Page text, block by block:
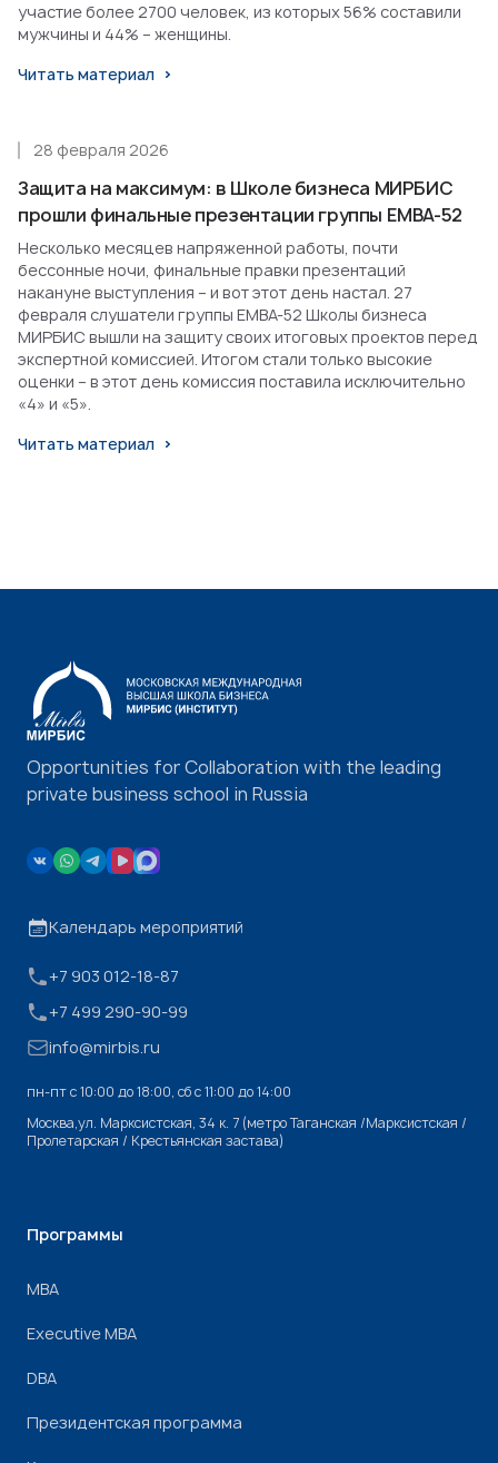
участие более 2700 человек, из которых 56% составили
мужчины и 44% – женщины.
Читать материал
Защита на максимум: в Школе бизнеса МИРБИС
прошли финальные презентации группы EMBA-52
28 февраля 2026
Несколько месяцев напряженной работы, почти
бессонные ночи, финальные правки презентаций
накануне выступления – и вот этот день настал. 27
февраля слушатели группы EMBA-52 Школы бизнеса
МИРБИС вышли на защиту своих итоговых проектов перед
экспертной комиссией. Итогом стали только высокие
оценки – в этот день комиссия поставила исключительно
«4» и «5».
Читать материал
Opportunities for Collaboration with the leading
private business school in Russia
Календарь мероприятий
+7 903 012-18-87
+7 499 290-90-99
info@mirbis.ru
пн-пт с 10:00 до 18:00, cб с 11:00 до 14:00
Москва,ул. Марксистская, 34 к. 7 (метро Таганская /Марксистская /
Пролетарская / Крестьянская застава)
Программы
МВА
Executive MBA
DBA
Президентская программа